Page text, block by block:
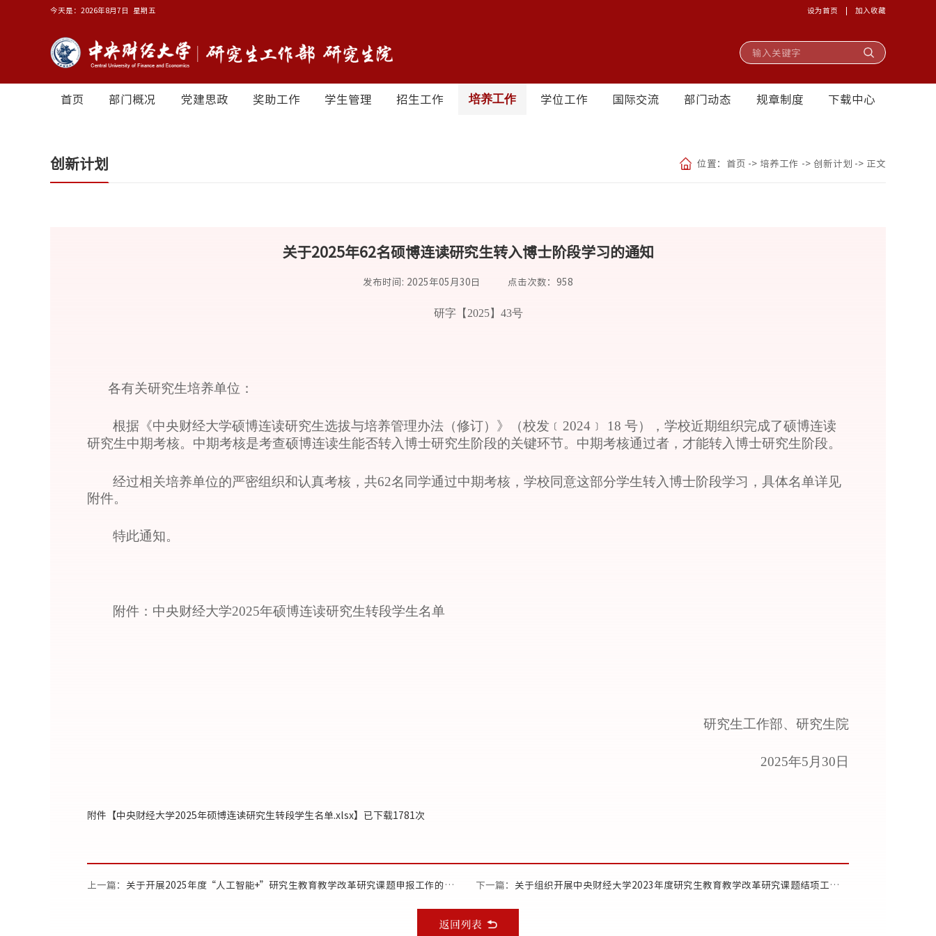
今天是： 2026年8月7日 星期五 设为首页 | 加入收藏
首页 部门概况 党建思政 奖助工作 学生管理 招生工作 培养工作 学位工作 国际交流 部门动态 规章制度 下载中心
创新计划 位置： 首页 -> 培养工作 -> 创新计划 -> 正文
关于2025年62名硕博连读研究生转入博士阶段学习的通知
发布时间: 2025年05月30日 点击次数： 958
研字【2025】43号
各有关研究生培养单位：
根据《中央财经大学硕博连读研究生选拔与培养管理办法（修订）》（校发 ﹝ 2024 ﹞
18 号），学校近期组织完成了硕博连读
研究生中期考核。中期考核是考查硕博连读生能否转入博士研究生阶段的关键环节。中期考核通过者，才能转入博士研究生阶段。
经过相关培养单位的严密组织和认真考核，共62名同学通过中期考核，学校同意这部分学生转入博士阶段学习，具体名单详见
附件。
特此通知。
附件：中央财经大学2025年硕博连读研究生转段学生名单
研究生工作部、研究生院
2025年5月30日
附件【中央财经大学2025年硕博连读研究生转段学生名单.xlsx】已下载1781次
上一篇： 关于开展2025年度“人工智能+”研究生教育教学改革研究课题申报工作的通知 下一篇： 关于组织开展中央财经大学2023年度研究生教育教学改革研究课题结项工作的通知